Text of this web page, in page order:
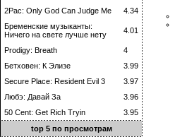
2Pac: Only God Can Judge Me
4.34
Бременские музыканты:
Ничего на свете лучше нету
4.01
Prodigy: Breath
4
Бетховен: К Элизе
3.99
Secure Place: Resident Evil 3
3.97
Любэ: Давай За
3.96
50 Cent: Get Rich Tryin
3.95
top 5 по просмотрам